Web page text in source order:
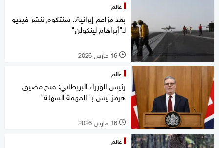
عالم
بعد مزاعم إيرانية.. سنتكوم تنشر فيديو
لـ"أبراهام لينكولن"
l 16 مارس 2026
عالم
رئيس الوزراء البريطاني: فتح مضيق
هرمز ليس بـ"المهمة السهلة"
l 16 مارس 2026
عالم